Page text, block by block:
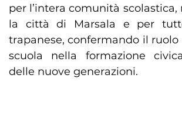
per l’intera comunità
la città di Marsala e per
trapanese, confermando il ruolo
scuola nella formazione
delle nuove generazioni.